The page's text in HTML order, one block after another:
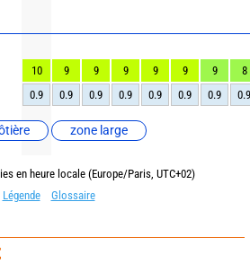
zone large
10 9 9 9 9 9 9
8
0.9
0.9 0.9 0.9 0.9 0.9 0.9 0.9
en heure locale (Europe/Paris, UTC+02)
Légende
Glossaire